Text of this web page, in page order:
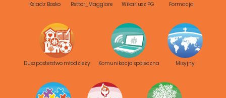
Ksiadz Bosko Rettor_Maggiore Wikariusz PG Formacja
Duszpasterstwo młodzieży Komunikacja spoleczna Misyjny